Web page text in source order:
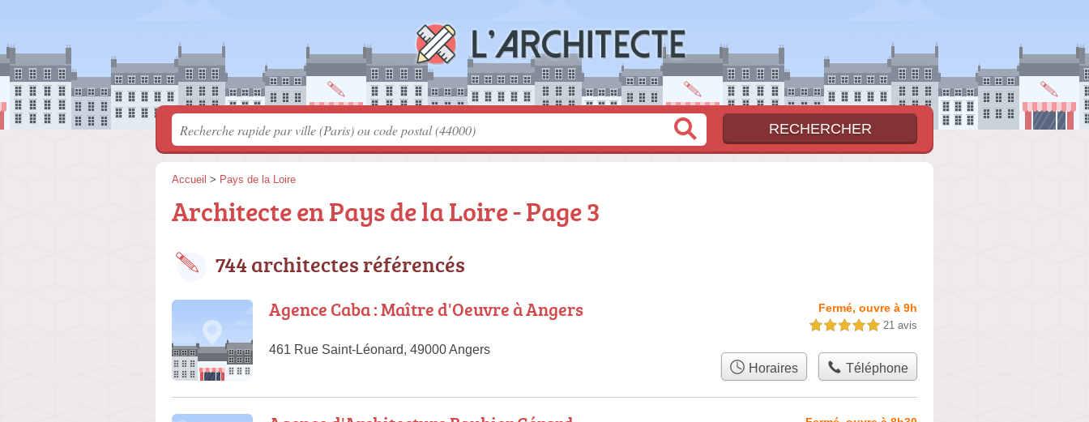
Accueil > Pays de la Loire
Architecte en Pays de la Loire - Page 3
744 architectes référencés
Agence Caba : Maître d'Oeuvre à Angers
461 Rue Saint-Léonard, 49000 Angers
Fermé, ouvre à 9h
5,0 étoiles sur 5 21 avis
Horaires Téléphone